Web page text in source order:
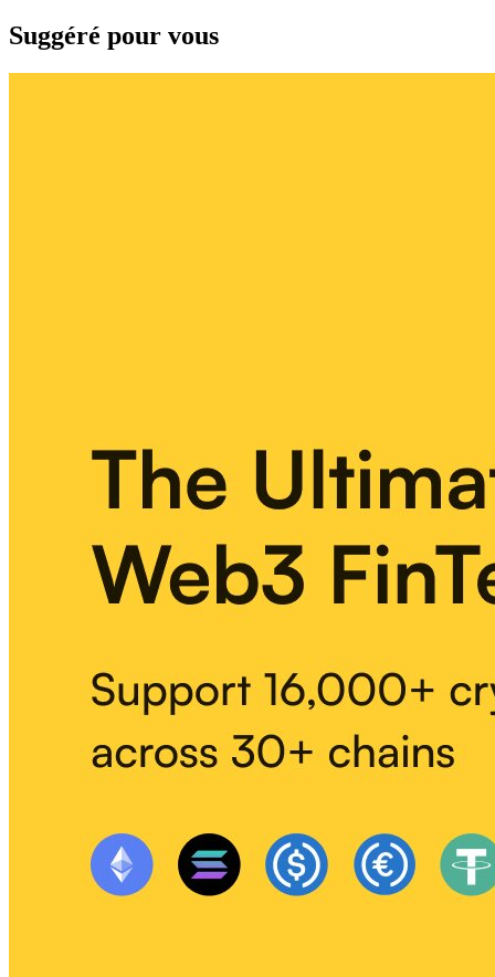
Suggéré pour vous